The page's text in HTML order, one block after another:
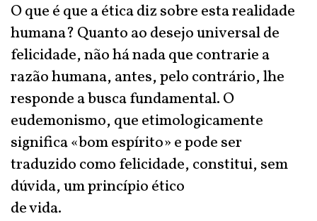
O que é que a ética diz sobre esta realidade
humana? Quanto ao desejo universal de
felicidade, não há nada que contrarie a
razão humana, antes, pelo contrário, lhe
responde a busca fundamental. O
eudemonismo, que etimologicamente
significa «bom espírito» e pode ser
traduzido como felicidade, constitui, sem
dúvida, um princípio ético
de vida.